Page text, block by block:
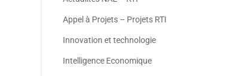
Appel à Projets – Projets RTI
Innovation et technologie
Intelligence Economique